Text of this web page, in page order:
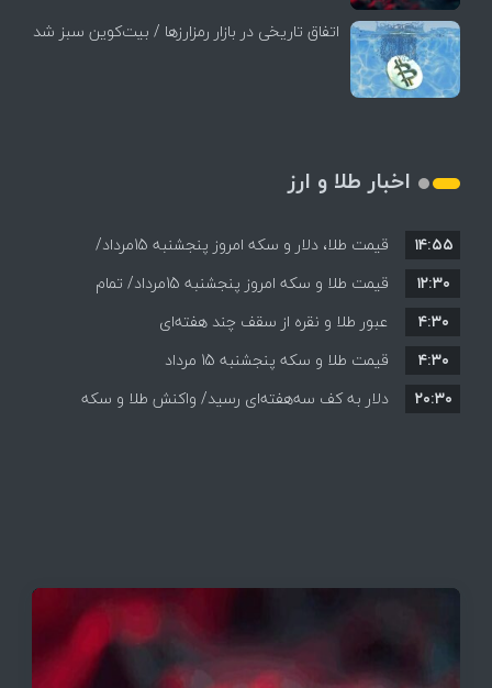
اتفاق تاریخی در بازار رمزارزها / بیت‌کوین سبز شد
اخبار طلا و ارز
قیمت طلا، دلار و سکه امروز پنجشنبه 15مرداد/
افزایش قیمت ها + جدول
۱۴:۵۵
قیمت طلا و سکه امروز پنجشنبه 15مرداد/ تمام
قیمت ها بر مدار افزایش + جدول
۱۲:۳۰
عبور طلا و نقره از سقف چند هفته‌ای
۴:۳۰
قیمت طلا و سکه پنجشنبه 15 مرداد
۴:۳۰
دلار به کف سه‌هفته‌ای رسید/ واکنش طلا و سکه
۲۰:۳۰